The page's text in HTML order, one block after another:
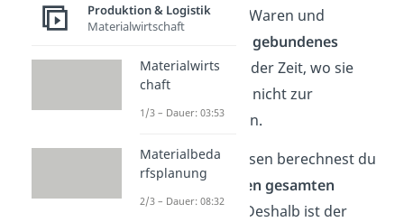
Du nennst diese Waren und
Materialien auchgebundenes
Kapital, da sie in der Zeit, wo sie
eingelagert sind, nicht zur
Verfügung stehen.
Mit den Lagerzinsen berechnest du
die Kosten für den gesamten
Lagerzeitraum
. Deshalb ist der
Produktion & Logistik
Materialwirtschaft
Materialwirts
chaft
1/3 – Dauer: 03:53
Materialbeda
rfsplanung
2/3 – Dauer: 08:32